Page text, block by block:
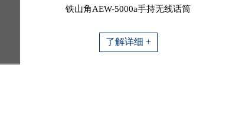
铁山角AEW-5000a手持无线话筒
了解详细 +